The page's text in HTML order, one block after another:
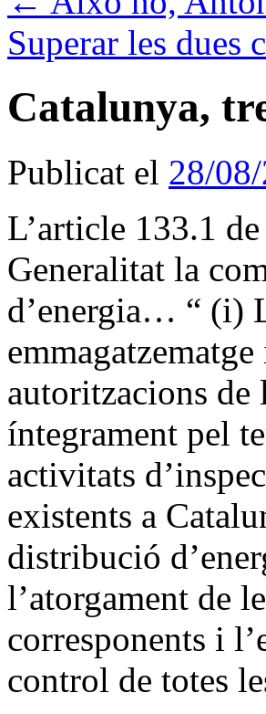
Superar les dues
Catalunya,
Publicat el 28/
L’article 133.1
Generalitat la
d’energia… “ (i)
autoritzacions de
íntegrament pel
activitats
existents a
distribució
l’atorgament de
corresponents i
control de totes